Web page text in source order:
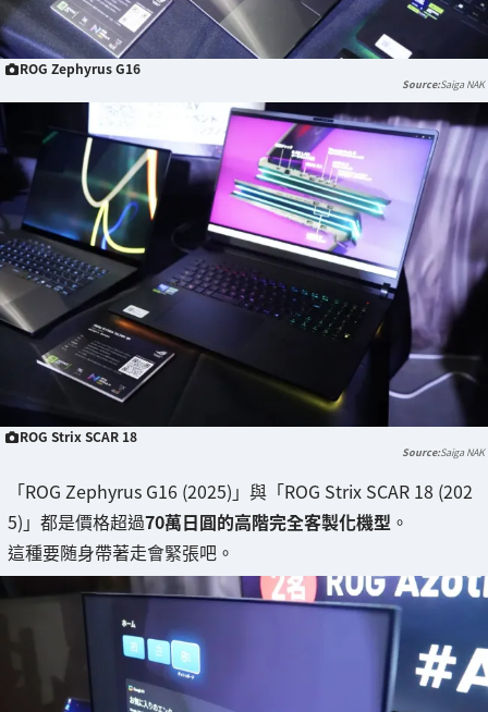
ROG Zephyrus G16
Saiga NAK
ROG Strix SCAR 18
Saiga NAK
「ROG Zephyrus G16 (2025)」與「ROG Strix SCAR 18 (202
5)」都是價格超過70萬日圓的高階完全客製化機型 。
這種要随身帶著走會緊張吧。